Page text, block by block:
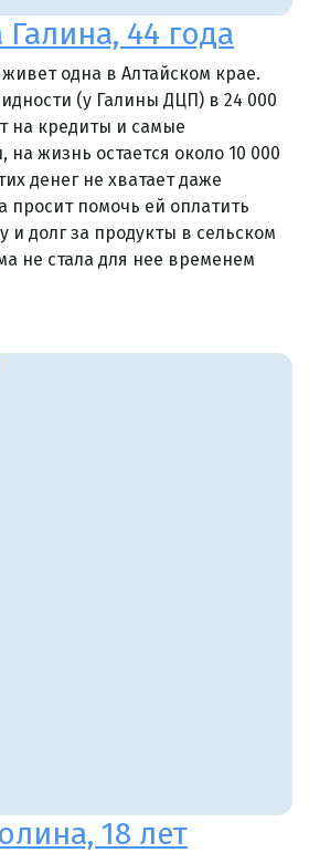
44 года
одна в Алтайском крае.
(у Галины ДЦП) в 24 000
на кредиты и самые
жизнь остается около 10 000
денег не хватает даже
просит помочь ей оплатить
и долг за продукты в сельском
не стала для нее временем
18 лет